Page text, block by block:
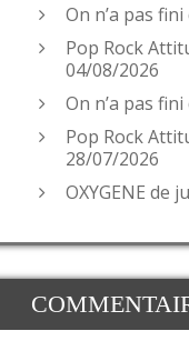
On n’a pas
Pop Rock
04/08/2026
On n’a pas
Pop Rock
28/07/2026
OXYGENE de